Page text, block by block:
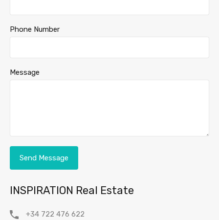
Phone Number
Message
INSPIRATION Real Estate
+34 722 476 622